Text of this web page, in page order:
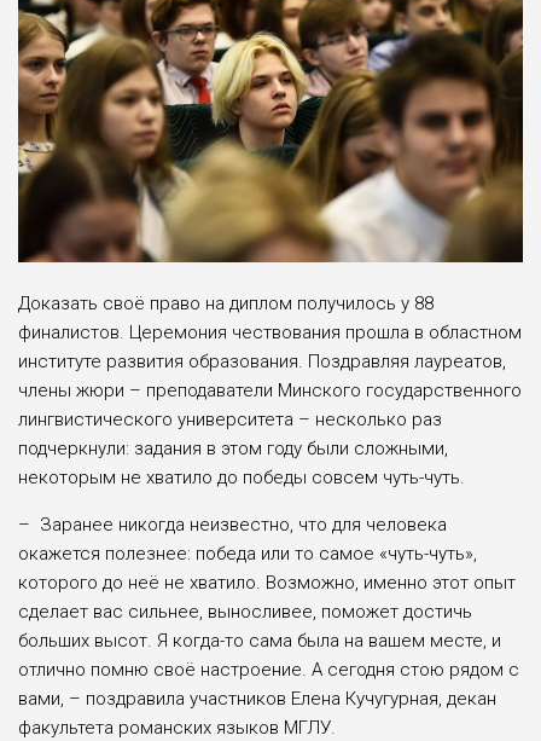
Доказать своё право на диплом получилось у 88
финалистов. Церемония чествования прошла в областном
институте развития образования. Поздравляя лауреатов,
члены жюри – преподаватели Минского государственного
лингвистического университета – несколько раз
подчеркнули: задания в этом году были сложными,
некоторым не хватило до победы совсем чуть-чуть.
– Заранее никогда неизвестно, что для человека
окажется полезнее: победа или то самое «чуть-чуть»,
которого до неё не хватило. Возможно, именно этот опыт
сделает вас сильнее, выносливее, поможет достичь
больших высот. Я когда-то сама была на вашем месте, и
отлично помню своё настроение. А сегодня стою рядом с
вами, – поздравила участников Елена Кучугурная, декан
факультета романских языков МГЛУ.